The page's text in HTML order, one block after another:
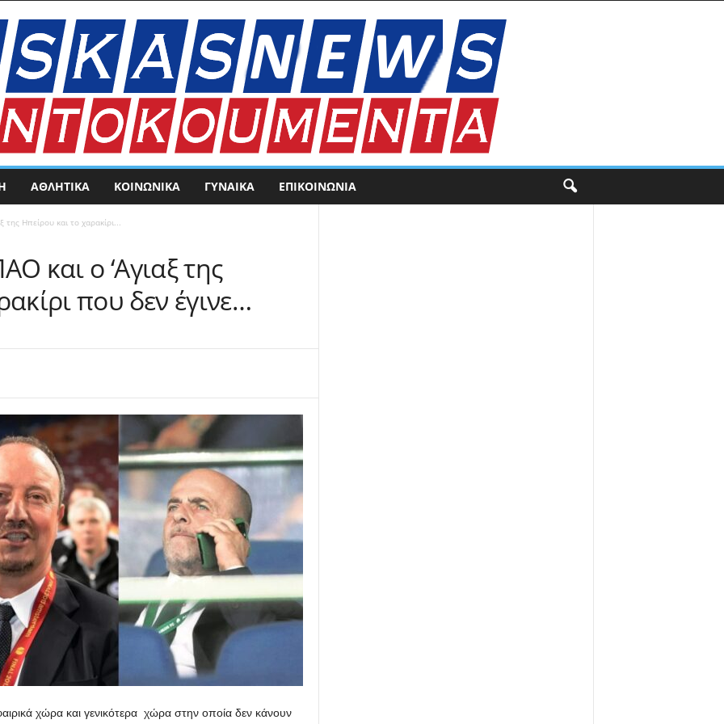
ΑΘΛΗΤΙΚΑ ΚΟΙΝΩΝΙΚΑ ΓΥΝΑΙΚΑ ΕΠΙΚΟΙΝΩΝΊΑ
της Ηπείρου και το χαρακίρι...
και ο ‘Αγιαξ της
που δεν έγινε…
χώρα και γενικότερα χώρα στην οποία δεν κάνουν